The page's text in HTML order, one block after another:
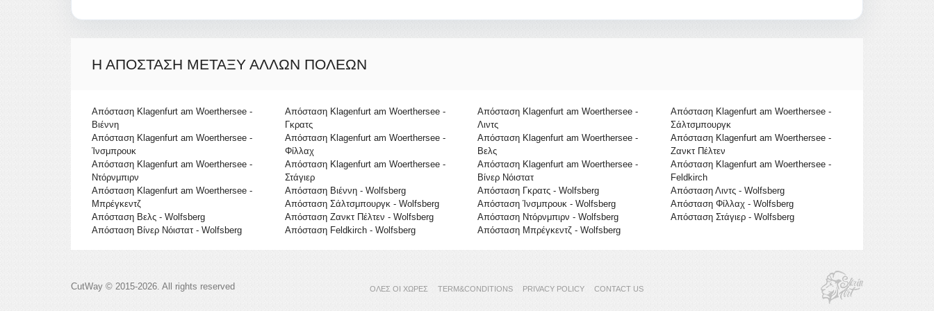
Η ΑΠΌΣΤΑΣΗ ΜΕΤΑΞΎ ΆΛΛΩΝ ΠΌΛΕΩΝ
Απόσταση Klagenfurt am Woerthersee -
Βιέννη
Απόσταση Klagenfurt am Woerthersee -
Γκρατς
Απόσταση Klagenfurt am Woerthersee -
Λιντς
Απόσταση Klagenfurt am Woerthersee -
Σάλτσμπουργκ
Απόσταση Klagenfurt am Woerthersee -
Ίνσμπρουκ
Απόσταση Klagenfurt am Woerthersee -
Φίλλαχ
Απόσταση Klagenfurt am Woerthersee -
Βελς
Απόσταση Klagenfurt am Woerthersee -
Ζανκτ Πέλτεν
Απόσταση Klagenfurt am Woerthersee -
Ντόρνμπιρν
Απόσταση Klagenfurt am Woerthersee -
Στάγιερ
Απόσταση Klagenfurt am Woerthersee -
Βίνερ Νόιστατ
Απόσταση Klagenfurt am Woerthersee -
Feldkirch
Απόσταση Klagenfurt am Woerthersee -
Μπρέγκεντζ
Απόσταση Βιέννη - Wolfsberg Απόσταση Γκρατς - Wolfsberg
Απόσταση Λιντς - Wolfsberg
Απόσταση Σάλτσμπουργκ - Wolfsberg
Απόσταση Ίνσμπρουκ - Wolfsberg
Απόσταση Φίλλαχ - Wolfsberg
Απόσταση Βελς - Wolfsberg
Απόσταση Ζανκτ Πέλτεν - Wolfsberg Απόσταση Ντόρνμπιρν - Wolfsberg
Απόσταση Στάγιερ - Wolfsberg
Απόσταση Βίνερ Νόιστατ - Wolfsberg
Απόσταση Feldkirch - Wolfsberg Απόσταση Μπρέγκεντζ - Wolfsberg
CutWay © 2015-2026. All rights reserved ΌΛΕΣ ΟΙ ΧΏΡΕΣ TERM&CONDITIONS PRIVACY POLICY CONTACT US